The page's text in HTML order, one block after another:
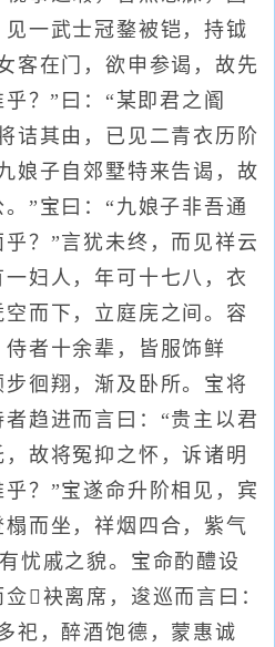
一武士冠鍪被铠，持钺
客在门，欲申参谒，故先
？”曰：“某即君之阍
诘其由，已见二青衣历阶
娘子自郊墅特来告谒，故
”宝曰：“九娘子非吾通
？”言犹未终，而见祥云
妇人，年可十七八，衣
而下，立庭庑之间。容
者十余辈，皆服饰鲜
徊翔，渐及卧所。宝将
趋进而言曰：“贵主以君
故将冤抑之怀，诉诸明
？”宝遂命升阶相见，宾
而坐，祥烟四合，紫气
忧戚之貌。宝命酌醴设
袂离席，逡巡而言曰：
祀，醉酒饱德，蒙惠诚